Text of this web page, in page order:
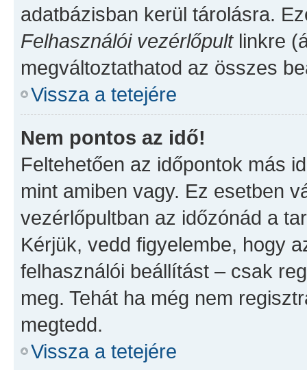
adatbázisban kerül tárolásra.
Felhasználói vezérlőpultlinkre
megváltoztathatod az összes
Vissza a tetejére
Nem pontos az idő!
Feltehetően az időpontok más
mint amiben vagy. Ez esetben
vezérlőpultban az időzónád a
Kérjük, vedd figyelembe, hogy
felhasználói beállítást – csak
meg. Tehát ha még nem
megtedd.
Vissza a tetejére